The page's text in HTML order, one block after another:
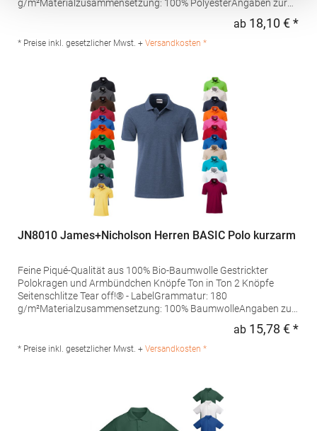
g/m²Materialzusammensetzung: 100% PolyesterAngaben zur
Kingsfordweg 151 1043GR Amsterdam Niederlande E-Mail:
marketing@henbury.com
ab 18,10 € *
* Preise inkl. gesetzlicher Mwst. + Versandkosten *
JN8010 James+Nicholson Herren BASIC Polo kurzarm
Feine Piqué-Qualität aus 100% Bio-Baumwolle Gestrickter
Polokragen und Armbündchen Knöpfe Ton in Ton 2 Knöpfe
Seitenschlitze Tear off!® - LabelGrammatur: 180
g/m²Materialzusammensetzung: 100% BaumwolleAngaben zur
GmbH Vor dem Weißen Stein 25-31 72461 Albstadt Deutschland
E-Mail: info@daiber.de
ab 15,78 € *
* Preise inkl. gesetzlicher Mwst. + Versandkosten *